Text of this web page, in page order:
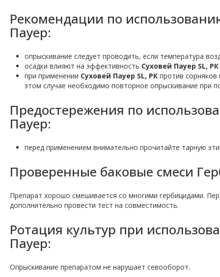
Рекомендации по
Пауер:
опрыскивание следует проводить, если температура
осадки влияют на эффективность Суховей Пауер SL, РК
при применении Суховей Пауер SL, РК против сорняков
этом случае необходимо повторное опрыскивание при
Предостережения по
Пауер:
перед применением внимательно прочитайте тарную
Проверенные баковые смеси
Препарат хорошо смешивается со многими гербицидами.
дополнительно провести тест на совместимость.
Ротация культур при
Пауер:
Опрыскивание препаратом не нарушает севооборот.